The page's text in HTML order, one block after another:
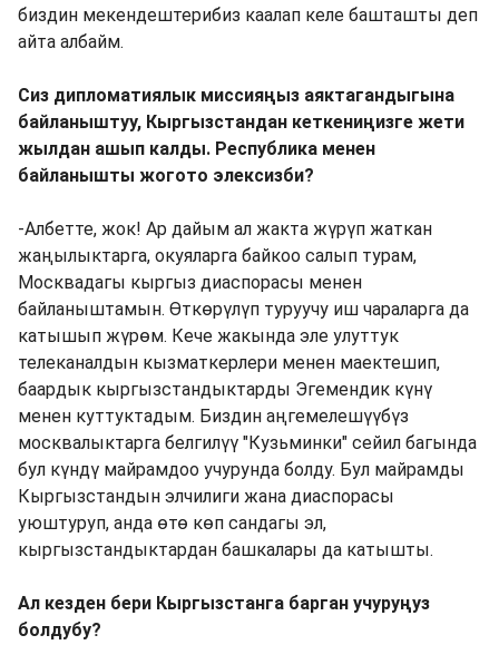
биздин мекендештерибиз каалап келе башташты деп
айта албайм.
Сиз дипломатиялык миссияңыз аяктагандыгына
байланыштуу, Кыргызстандан кеткениңизге жети
жылдан ашып калды. Республика менен
байланышты жогото элексизби?
-Албетте, жок! Ар дайым ал жакта жүрүп жаткан
жаңылыктарга, окуяларга байкоо салып турам,
Москвадагы кыргыз диаспорасы менен
байланыштамын. Өткөрүлүп туруучу иш чараларга да
катышып жүрөм. Кече жакында эле улуттук
телеканалдын кызматкерлери менен маектешип,
баардык кыргызстандыктарды Эгемендик күнү
менен куттуктадым. Биздин аңгемелешүүбүз
москвалыктарга белгилүү "Кузьминки" сейил багында
бул күндү майрамдоо учурунда болду. Бул майрамды
Кыргызстандын элчилиги жана диаспорасы
уюштуруп, анда өтө көп сандагы эл,
кыргызстандыктардан башкалары да катышты.
Ал кезден бери Кыргызстанга барган учуруңуз
болдубу?